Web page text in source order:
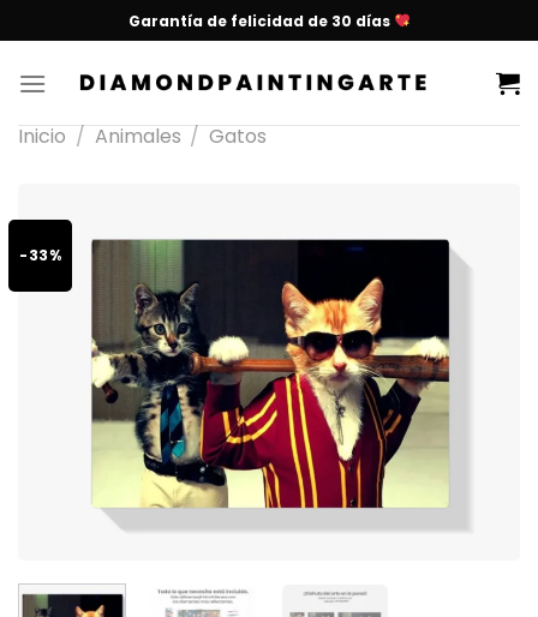
Garantía de felicidad de 30 días
Inicio / Animales / Gatos
-33%